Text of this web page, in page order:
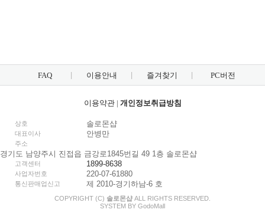
FAQ 이용안내 즐겨찾기 PC버전
이용약관| 개인정보취급방침
상호 솔로몬샵
대표이사 안병만
주소
경기도 남양주시 진접읍 금강로1845번길 49 1층 솔로몬샵
고객센터 1899-8638
사업자번호 220-07-61880
통신판매업신고 제 2010-경기하남-6 호
COPYRIGHT (C) 솔로몬샵 ALL RIGHTS RESERVED.
SYSTEM BY GodoMall